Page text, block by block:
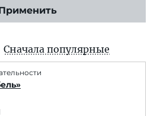
Сначала популярные